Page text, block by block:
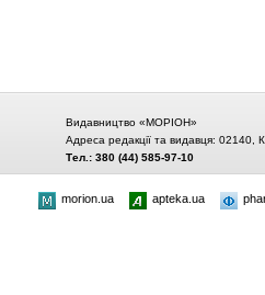
Видавництво «МОРІОН»
Адреса редакції та видавця: 02140,
Тел.: 380 (44) 585-97-10
morion.ua apteka.ua